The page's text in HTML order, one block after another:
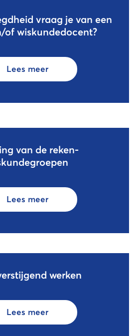
vraag je van een
of wiskundedocent?
Lees meer
van de reken-
Lees meer
werken
Lees meer